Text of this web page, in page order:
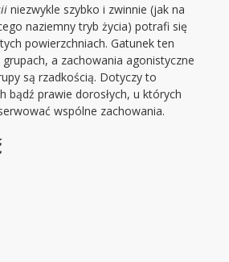
niezwykle szybko i zwinnie (jak na
naziemny tryb życia) potrafi się
powierzchniach. Gatunek ten
a zachowania agonistyczne
są rzadkością. Dotyczy to
bądź prawie dorosłych, u których
wspólne zachowania.